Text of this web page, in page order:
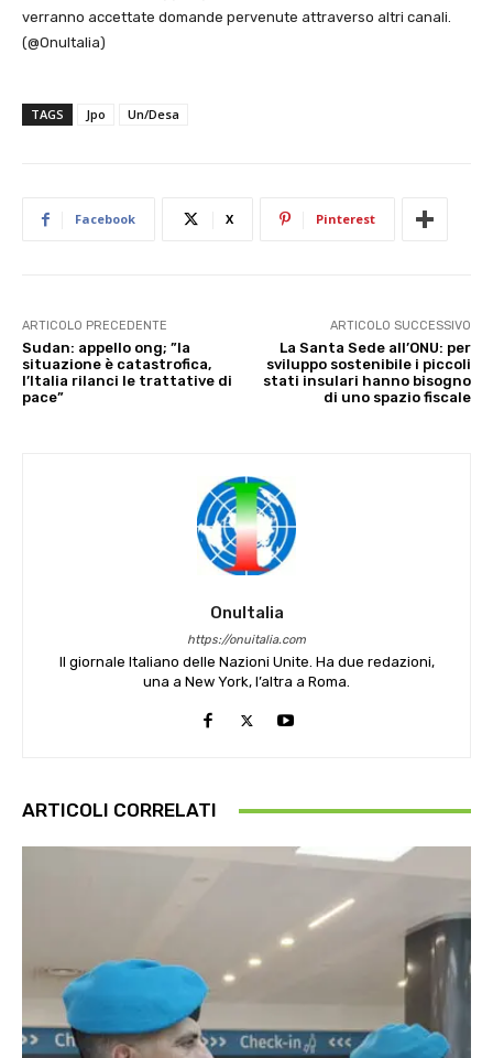
verranno accettate domande pervenute attraverso altri canali.
(@OnuItalia)
TAGS Jpo Un/Desa
Facebook X Pinterest
ARTICOLO PRECEDENTE
Sudan: appello ong; ”la
situazione è catastrofica,
l’Italia rilanci le trattative di
pace”
ARTICOLO SUCCESSIVO
La Santa Sede all’ONU: per
sviluppo sostenibile i piccoli
stati insulari hanno bisogno
di uno spazio fiscale
OnuItalia
https://onuitalia.com
Il giornale Italiano delle Nazioni Unite. Ha due redazioni,
una a New York, l’altra a Roma.
ARTICOLI CORRELATI